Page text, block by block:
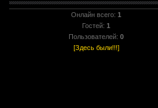
Онлайн всего: 1
Гостей: 1
Пользователей: 0
[Здесь были!!!]